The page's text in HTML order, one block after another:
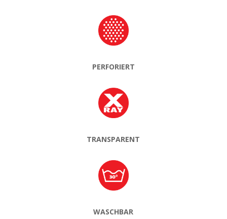
PERFORIERT
TRANSPARENT
WASCHBAR